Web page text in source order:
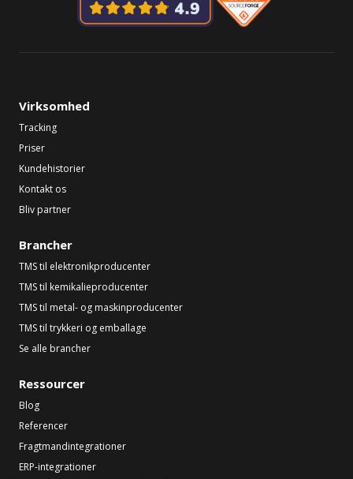
Virksomhed
Tracking
Priser
Kundehistorier
Kontakt os
Bliv partner
Brancher
TMS til elektronikproducenter
TMS til kemikalieproducenter
TMS til metal- og maskinproducenter
TMS til trykkeri og emballage
Se alle brancher
Ressourcer
Blog
Referencer
Fragtmandintegrationer
ERP-integrationer